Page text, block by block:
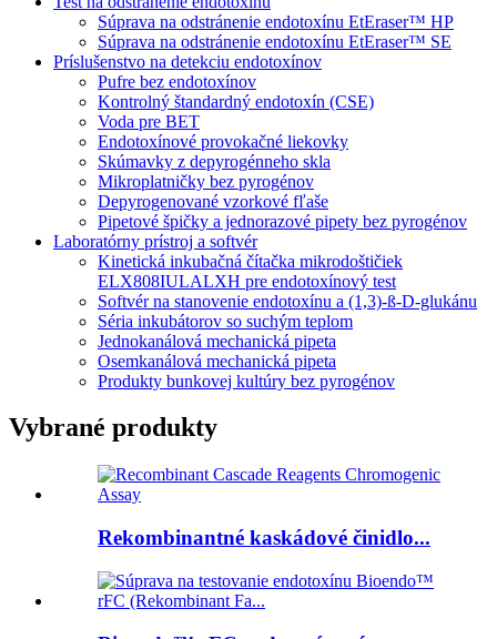
Súprava na odstránenie endotoxínu EtEraser™ HP
Súprava na odstránenie endotoxínu EtEraser™ SE
Príslušenstvo na detekciu endotoxínov
Pufre bez endotoxínov
Kontrolný štandardný endotoxín (CSE)
Voda pre BET
Endotoxínové provokačné liekovky
Skúmavky z depyrogénneho skla
Mikroplatničky bez pyrogénov
Depyrogenované vzorkové fľaše
Pipetové špičky a jednorazové pipety bez pyrogénov
Laboratórny prístroj a softvér
Kinetická inkubačná čítačka mikrodoštičiek
ELX808IULALXH pre endotoxínový test
Softvér na stanovenie endotoxínu a (1,3)-ß-D-glukánu
Séria inkubátorov so suchým teplom
Jednokanálová mechanická pipeta
Osemkanálová mechanická pipeta
Produkty bunkovej kultúry bez pyrogénov
Vybrané produkty
Rekombinantné kaskádové činidlo...